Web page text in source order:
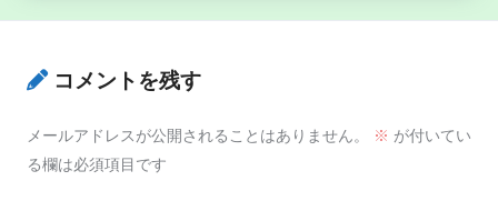
コメントを残す
メールアドレスが公開されることはありません。 ※ が付いてい
る欄は必須項目です